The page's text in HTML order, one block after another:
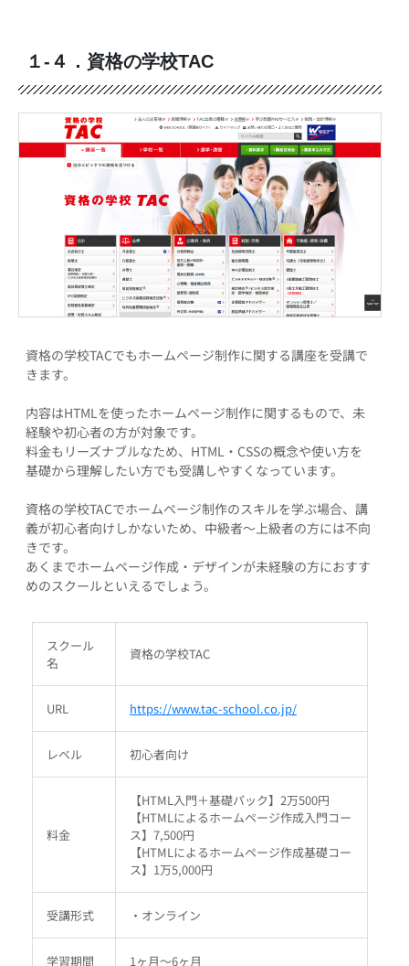
１-４．資格の学校TAC
資格の学校TACでもホームページ制作に関する講座を受講で
きます。
内容はHTMLを使ったホームページ制作に関するもので、未
経験や初心者の方が対象です。
料金もリーズナブルなため、HTML・CSSの概念や使い方を
基礎から理解したい方でも受講しやすくなっています。
資格の学校TACでホームページ制作のスキルを学ぶ場合、講
義が初心者向けしかないため、中級者～上級者の方には不向
きです。
あくまでホームページ作成・デザインが未経験の方におすす
めのスクールといえるでしょう。
スクール
名
資格の学校TAC
URL https://www.tac-school.co.jp/
レベル 初心者向け
料金
【HTML入門＋基礎パック】2万500円
【HTMLによるホームページ作成入門コー
ス】7,500円
【HTMLによるホームページ作成基礎コー
ス】1万5,000円
受講形式 ・オンライン
学習期間 1ヶ月～6ヶ月